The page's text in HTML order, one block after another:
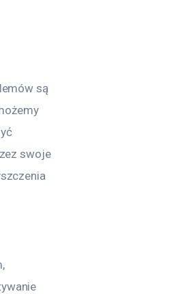
są
swoje